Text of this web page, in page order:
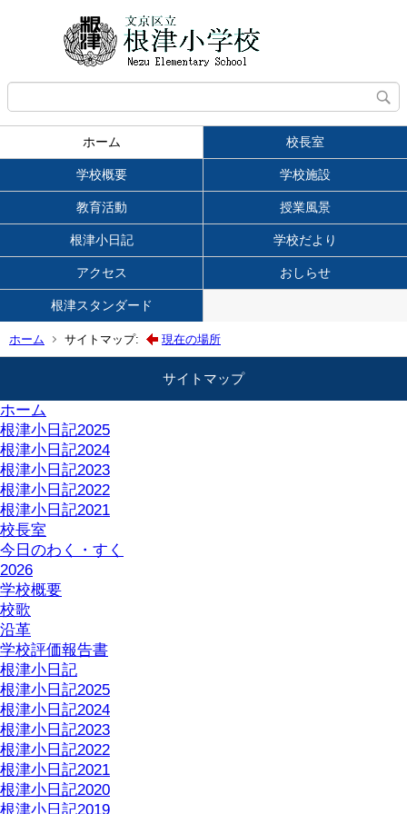
ホーム 校長室
学校概要 学校施設
教育活動 授業風景
根津小日記 学校だより
アクセス おしらせ
根津スタンダード
ホーム サイトマップ: 現在の場所
サイトマップ
ホーム
根津小日記2025
根津小日記2024
根津小日記2023
根津小日記2022
根津小日記2021
校長室
今日のわく・すく
2026
学校概要
校歌
沿革
学校評価報告書
根津小日記
根津小日記2025
根津小日記2024
根津小日記2023
根津小日記2022
根津小日記2021
根津小日記2020
根津小日記2019